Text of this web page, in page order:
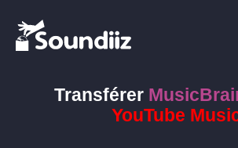
Transférer
YouTube